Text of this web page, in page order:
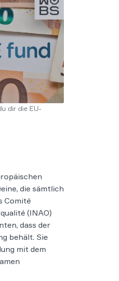
dir die EU-
die sämtlich
Comité
(INAO)
dass der
behält. Sie
mit dem